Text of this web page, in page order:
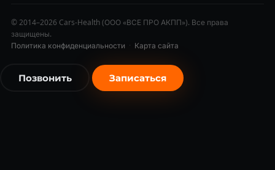
© 2014–2026 Cars-Health (ООО «ВСЕ ПРО АКПП»). Все права
защищены.
Политика конфиденциальности · Карта сайта
Позвонить Записаться